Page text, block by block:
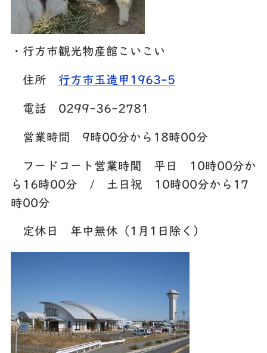
・行方市観光物産館こいこい
住所 行方市玉造甲1963-5
電話 0299-36-2781
営業時間 9時00分から18時00分
フードコート営業時間 平日 10時00分か
ら16時00分 / 土日祝 10時00分から17
時00分
定休日 年中無休（1月1日除く）